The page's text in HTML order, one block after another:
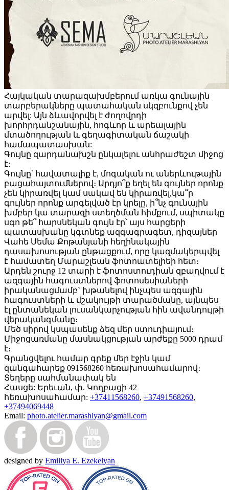
Հայկական տարազախմբերում առկա գունային
տարբերակները պատահական սկզբունքով չեն
արվել: Այն ձևավորվել է ժողովրդի
խորհրդանշանային, հոգևոր և արեալային
մտածողության և գեղագիտական ճաշակի
համապատասխան:
Գույնը զարդանախշն ընկալելու անհրաժեշտ միջոց
է:
Գույնը՝ հավատալիք է, մոգական ու աներևութային
բացահայտումներով։ Արդյո՞ք եղել են գույներ որոնք
չեն կիրառվել կամ սակավ են կիրառվել,կա՞ր
գույներ որոնք արգելված էր կրելը, ի՞նչ գունային
խմբեր կա տարազի ստեղծման հիմքում, սպիտակը
սգո թե՞ հարսնեկան գույն էր՝ այս հարցերի
պատասխանը կգտնեք ազգագրագետ, դիզայներ
Վահե Սեմա Քոթանյանի հեղինակային
դասախոսության ընթացքում, որը կազմակերպվել
է համատեղ Մարաշլեան ֆոտոատելիեի հետ։
Արդեն շուրջ 12 տարի է ֆոտոստուդիան զբաղվում է
ազգային հագուստներով ֆոտոսեսիաների
իրականացմամբ` խթանելով ինչպես ազգային
հագուստների և մշակույթի տարածմանը, այնպես
էլ ընտանեկան լուսանկարչության հին ավանդույթի
վերականգմանը։
Մեծ սիրով կսպասենք ձեզ մեր ստուդիայում։
Միջոցառմանը մասնակցության արժեքը 5000 դրամ
է։
Գրանցվելու համար գրեք մեր էջին կամ
զանգահարեք 091568260 հեռախոսահամարով։
Տեղերը սահմանափակ են
Հասցե: Երեւան, փ. Կողբացի 42
հեռախոսահամար: +37411568260, +37491568260,
+37494069448
Email: photo.atelier.marashlyan@gmail.com
designed by Emiliya E. Ezekelyan